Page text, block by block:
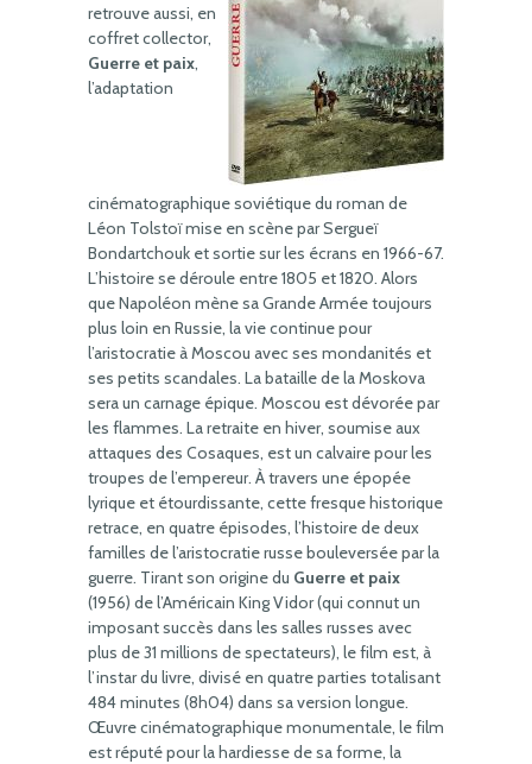
retrouve aussi, en
coffret collector,
Guerre et paix,
l’adaptation
cinématographique soviétique du roman de
Léon Tolstoï mise en scène par Sergueï
Bondartchouk et sortie sur les écrans en 1966-67.
L’histoire se déroule entre 1805 et 1820. Alors
que Napoléon mène sa Grande Armée toujours
plus loin en Russie, la vie continue pour
l’aristocratie à Moscou avec ses mondanités et
ses petits scandales. La bataille de la Moskova
sera un carnage épique. Moscou est dévorée par
les flammes. La retraite en hiver, soumise aux
attaques des Cosaques, est un calvaire pour les
troupes de l’empereur. À travers une épopée
lyrique et étourdissante, cette fresque historique
retrace, en quatre épisodes, l’histoire de deux
familles de l’aristocratie russe bouleversée par la
guerre. Tirant son origine du Guerre et paix
(1956) de l’Américain King Vidor (qui connut un
imposant succès dans les salles russes avec
plus de 31 millions de spectateurs), le film est, à
l’instar du livre, divisé en quatre parties totalisant
484 minutes (8h04) dans sa version longue.
Œuvre cinématographique monumentale, le film
est réputé pour la hardiesse de sa forme, la